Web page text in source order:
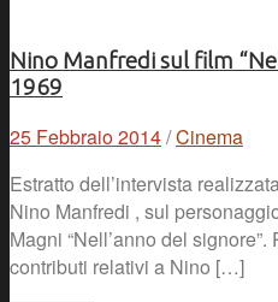
Nino Manfredi sul film
1969
25 Febbraio 2014/Cinema
Estratto dell’intervista
Nino Manfredi , sul
Magni “Nell’anno del
contributi relativi a Nino […]